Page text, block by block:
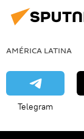
AMÉRICA LATINA
Telegram